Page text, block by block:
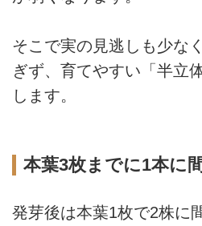
そこで実の見逃しも少な
ぎず、育てやすい「半立
します。
本葉3枚までに1本に
発芽後は本葉1枚で2株に